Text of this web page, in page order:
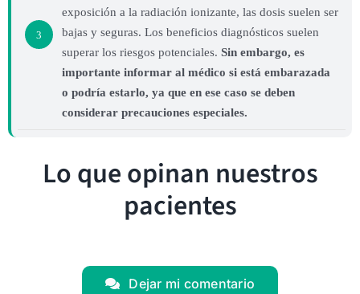
3
exposición a la radiación ionizante, las dosis suelen ser
bajas y seguras. Los beneficios diagnósticos suelen
superar los riesgos potenciales. Sin embargo, es
importante informar al médico si está embarazada
o podría estarlo, ya que en ese caso se deben
considerar precauciones especiales.
Lo que opinan nuestros
pacientes
Dejar mi comentario